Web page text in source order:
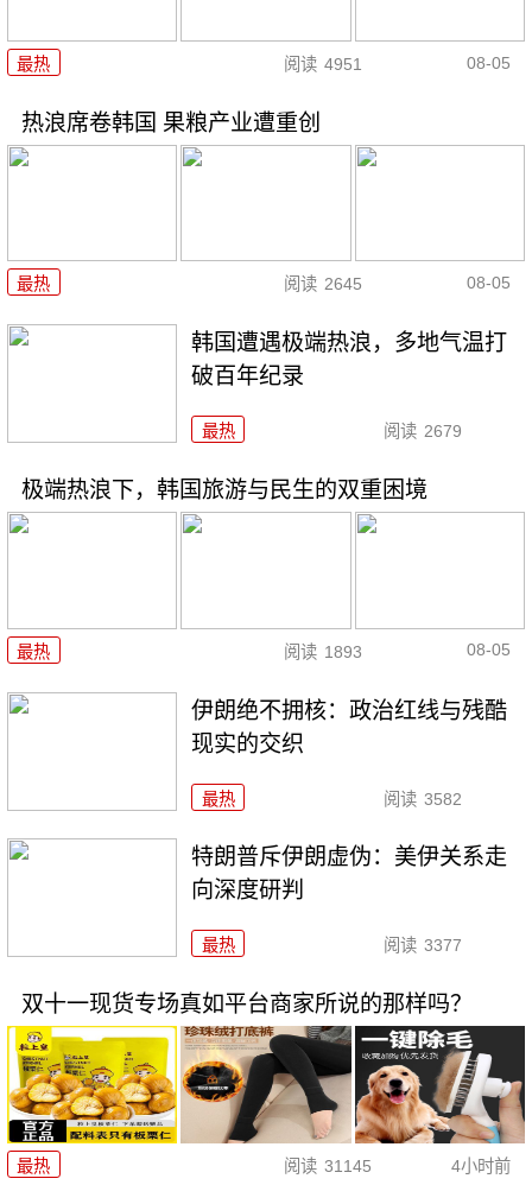
最热 阅读 4951 08-05
热浪席卷韩国 果粮产业遭重创
最热 阅读 2645 08-05
韩国遭遇极端热浪，多地气温打
破百年纪录
最热 阅读 2679
极端热浪下，韩国旅游与民生的双重困境
最热 阅读 1893 08-05
伊朗绝不拥核：政治红线与残酷
现实的交织
最热 阅读 3582
特朗普斥伊朗虚伪：美伊关系走
向深度研判
最热 阅读 3377
双十一现货专场真如平台商家所说的那样吗？
最热 阅读 31145 4小时前